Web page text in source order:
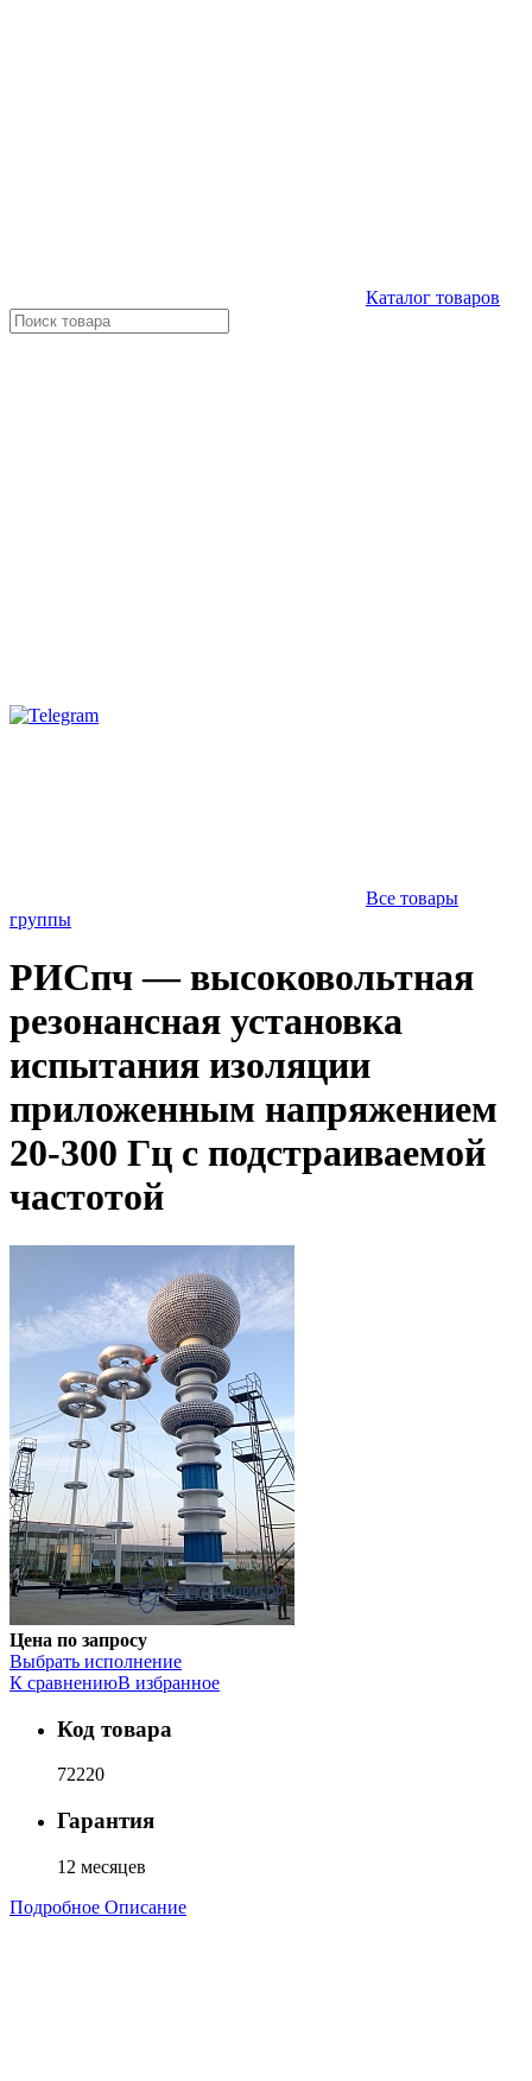
Каталог товаров
Все товары
группы
РИСпч — высоковольтная
резонансная установка
испытания изоляции
приложенным напряжением
20-300 Гц с подстраиваемой
частотой
Цена по запросу
Выбрать исполнение
К сравнениюВ избранное
Код товара
72220
Гарантия
12 месяцев
Подробное Описание